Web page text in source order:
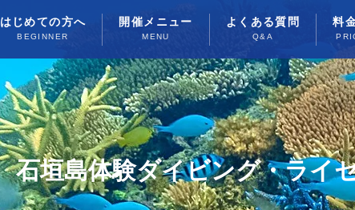
はじめての方へ
BEGINNER
開催メニュー
MENU
よくある質問
Q&A
料
石垣島体験ダイビング・ライ